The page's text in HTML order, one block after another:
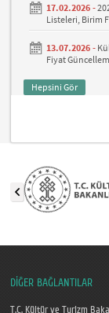
17.02.2026 -
Listeleri, Birim
13.07.2026 -
Fiyat
Hepsini Gör
DİĞER BAĞLANTILAR
T.C. Kültür ve Turizm